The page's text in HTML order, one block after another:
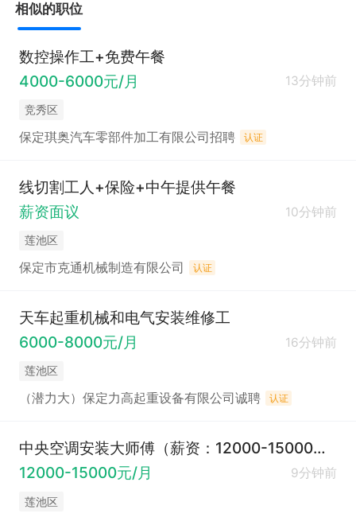
相似的职位
数控操作工+免费午餐
4000-6000元/月
13分钟前
竞秀区
保定琪奥汽车零部件加工有限公司招聘 认证
线切割工人+保险+中午提供午餐
薪资面议
10分钟前
莲池区
保定市克通机械制造有限公司 认证
天车起重机械和电气安装维修工
6000-8000元/月
16分钟前
莲池区
（潜力大）保定力高起重设备有限公司诚聘 认证
中央空调安装大师傅（薪资：12000-15000元）提供
12000-15000元/月
9分钟前
莲池区